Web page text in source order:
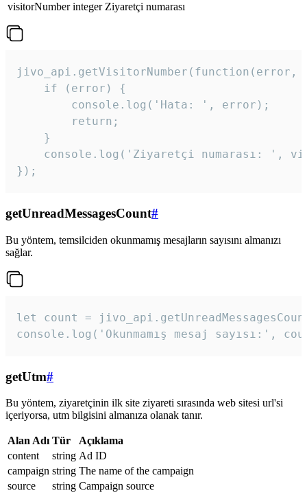
visitorNumber integer Ziyaretçi numarası
jivo_api.getVisitorNumber(function(error,
    if (error) {
        console.log('Hata: ', error);
        return;
    }
console.log('Ziyaretçi numarası: ',
});
getUnreadMessagesCount#
Bu yöntem, temsilciden okunmamış mesajların sayısını almanızı
sağlar.
let count =
console.log('Okunmamış mesaj sayısı:',
getUtm#
Bu yöntem, ziyaretçinin ilk site ziyareti sırasında web sitesi url'si
içeriyorsa, utm bilgisini almanıza olanak tanır.
Alan Adı Tür
Açıklama
content
string Ad ID
campaign string The name of the campaign
source
string Campaign source